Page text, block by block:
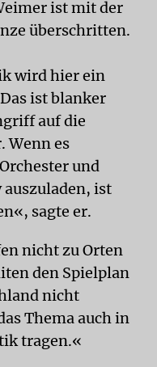
ist mit der
überschritten.
wird hier ein
ist blanker
auf die
Wenn es
und
ist
sagte er.
nicht zu Orten
den Spielplan
nicht
Thema auch in
tragen.«